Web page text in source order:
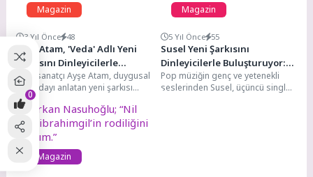
Magazin
3 Yıl Önce 48
Ayşe Atam, 'Veda' Adlı Yeni
Şarkısını Dinleyicilerle
Buluşturdu
Ünlü sanatçı Ayşe Atam, duygusal
bir vedayı anlatan yeni şarkısı
"Veda"yı PDND Music & Video...
Magazin
5 Yıl Önce 55
Susel Yeni Şarkısını
Dinleyicilerle Buluşturuyor:
“Özledim”
Pop müziğin genç ve yetenekli
seslerinden Susel, üçüncü single’ı
Magazin
0